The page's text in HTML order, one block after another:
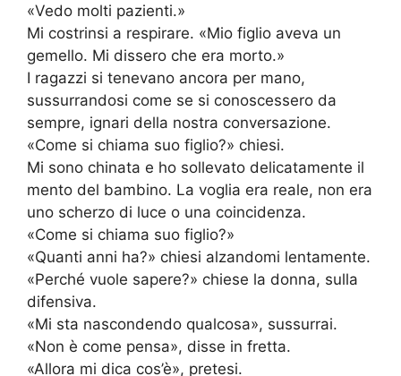
«Vedo molti pazienti.»
Mi costrinsi a respirare. «Mio figlio aveva un
gemello. Mi dissero che era morto.»
I ragazzi si tenevano ancora per mano,
sussurrandosi come se si conoscessero da
sempre, ignari della nostra conversazione.
«Come si chiama suo figlio?» chiesi.
Mi sono chinata e ho sollevato delicatamente il
mento del bambino. La voglia era reale, non era
uno scherzo di luce o una coincidenza.
«Come si chiama suo figlio?»
«Quanti anni ha?» chiesi alzandomi lentamente.
«Perché vuole sapere?» chiese la donna, sulla
difensiva.
«Mi sta nascondendo qualcosa», sussurrai.
«Non è come pensa», disse in fretta.
«Allora mi dica cos’è», pretesi.